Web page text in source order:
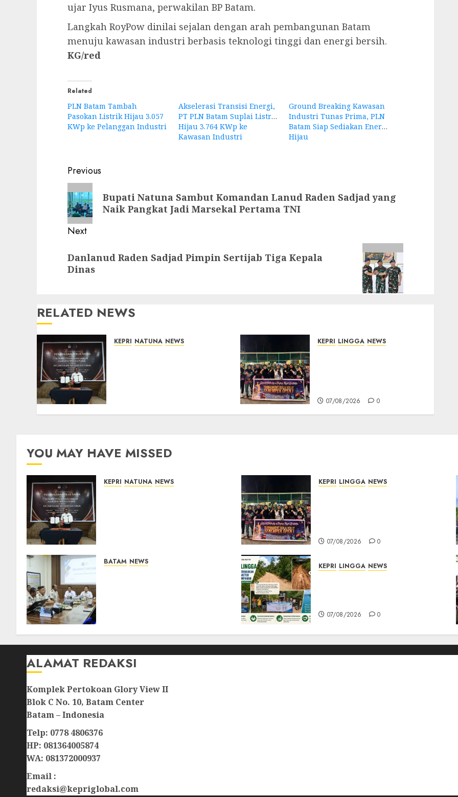
ujar Iyus Rusmana, perwakilan BP Batam.
Langkah RoyPow dinilai sejalan dengan arah pembangunan Batam
menuju kawasan industri berbasis teknologi tinggi dan energi bersih.
KG/red
Related
PLN Batam Tambah
Pasokan Listrik Hijau 3.057
KWp ke Pelanggan Industri
Akselerasi Transisi Energi,
PT PLN Batam Suplai Listrik
Hijau 3.764 KWp ke
Kawasan Industri
Ground Breaking Kawasan
Industri Tunas Prima, PLN
Batam Siap Sediakan Energi
Hijau
Post
navigation
Previous
Previous
post:
Bupati Natuna Sambut Komandan Lanud Raden Sadjad yang
Naik Pangkat Jadi Marsekal Pertama TNI
Next
post:
Danlanud Raden Sadjad Pimpin Sertijab Tiga Kepala
Dinas
RELATED NEWS
KEPRI NATUNA NEWS
07/08/2026 0
KEPRI LINGGA NEWS
07/08/2026 0
YOU MAY HAVE MISSED
KEPRI NATUNA NEWS KEPRI LINGGA NEWS
07/08/2026 0
BATAM NEWS
07/08/2026 0
KEPRI LINGGA NEWS
07/08/2026 0
ALAMAT REDAKSI
Komplek Pertokoan Glory View II
Blok C No. 10, Batam Center
Batam – Indonesia
Telp: 0778 4806376
HP: 081364005874
WA: 081372000937
Email :
redaksi@kepriglobal.com